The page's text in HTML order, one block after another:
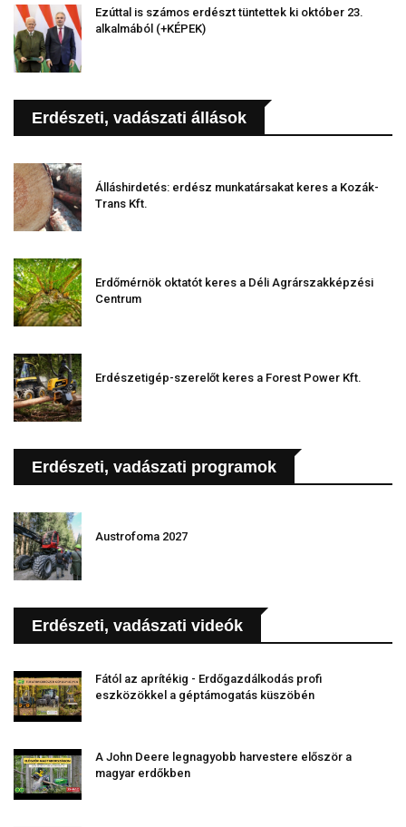
Ezúttal is számos erdészt tüntettek ki október 23.
alkalmából (+KÉPEK)
Erdészeti, vadászati állások
Álláshirdetés: erdész munkatársakat keres a Kozák-
Trans Kft.
Erdőmérnök oktatót keres a Déli Agrárszakképzési
Centrum
Erdészetigép-szerelőt keres a Forest Power Kft.
Erdészeti, vadászati programok
Austrofoma 2027
Erdészeti, vadászati videók
Fától az aprítékig - Erdőgazdálkodás profi
eszközökkel a géptámogatás küszöbén
A John Deere legnagyobb harvestere először a
magyar erdőkben